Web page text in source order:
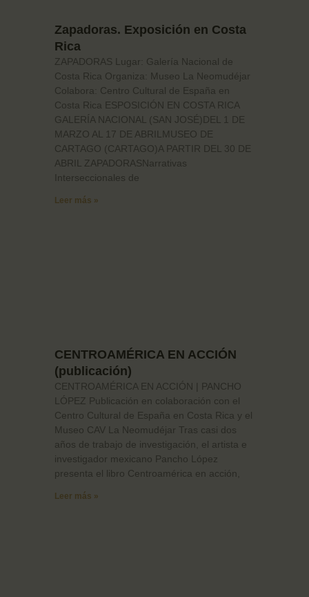
Zapadoras. Exposición en Costa
Rica
ZAPADORAS Lugar: Galería Nacional de
Costa Rica Organiza: Museo La Neomudéjar
Colabora: Centro Cultural de España en
Costa Rica ESPOSICIÓN EN COSTA RICA
GALERÍA NACIONAL (SAN JOSÉ)DEL 1 DE
MARZO AL 17 DE ABRILMUSEO DE
CARTAGO (CARTAGO)A PARTIR DEL 30 DE
ABRIL ZAPADORASNarrativas
Interseccionales de
Leer más »
CENTROAMÉRICA EN ACCIÓN
(publicación)
CENTROAMÉRICA EN ACCIÓN | PANCHO
LÓPEZ Publicación en colaboración con el
Centro Cultural de España en Costa Rica y el
Museo CAV La Neomudéjar Tras casi dos
años de trabajo de investigación, el artista e
investigador mexicano Pancho López
presenta el libro Centroamérica en acción,
Leer más »